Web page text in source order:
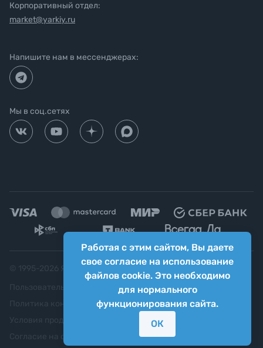
Работая с этим сайтом, Вы даете
свое согласие на использование
файлов cookie. Это необходимо
для нормального
функционирования сайта.
ОК
Корпоративный отдел:
market@yarkiy.ru
Напишите нам в мессенджерах:
Мы в соц.сетях
Яркий фотомаркет ("Яркий Мир")
Пользовательское соглашение
Политика конфиденциальности
Согласие на обработку персональных данных